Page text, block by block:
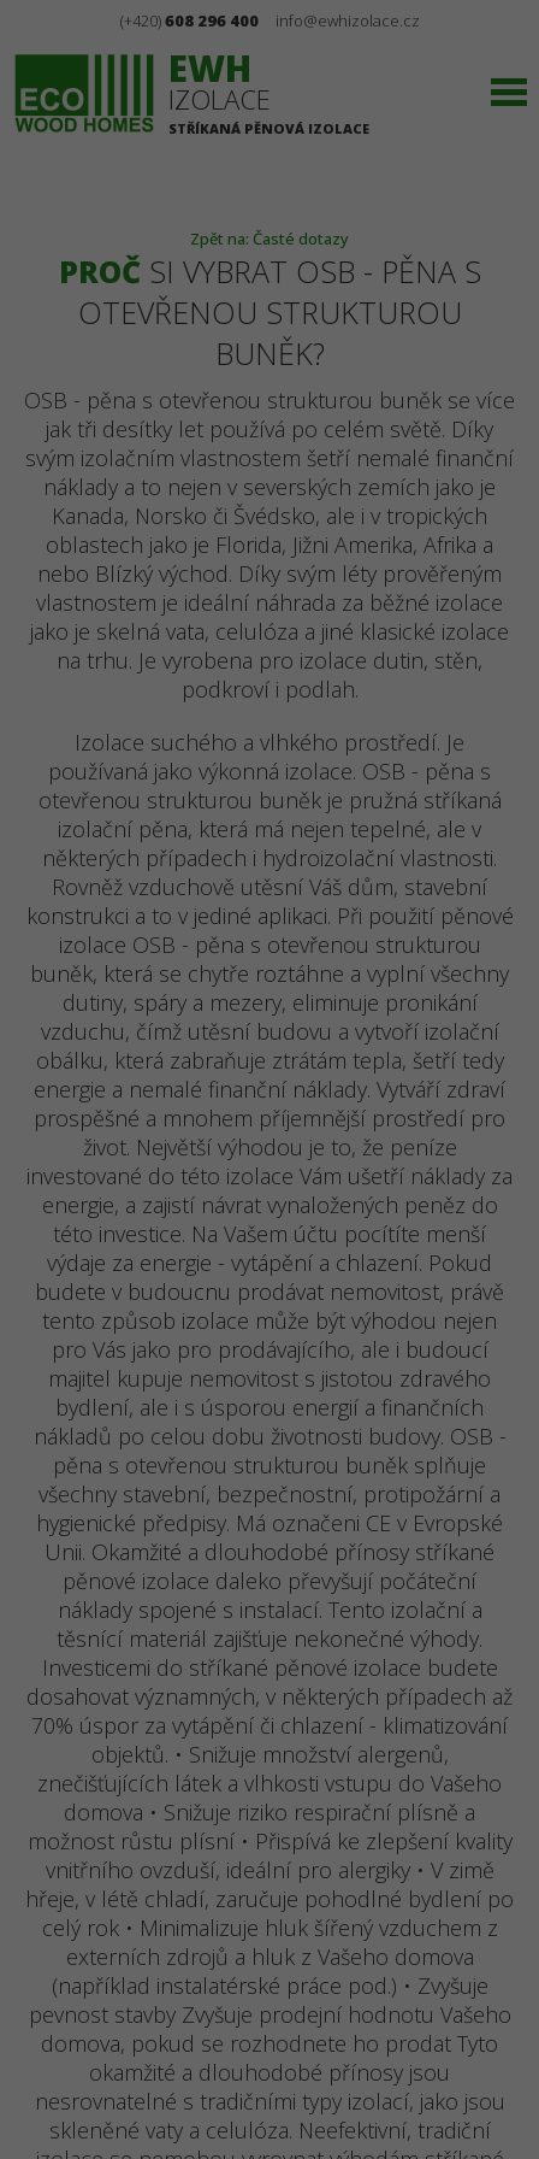
(+420)608 296 400 info@ewhizolace.cz
EWH
IZOLACE
STŘÍKANÁ PĚNOVÁ IZOLACE
Zpět na: Časté dotazy
PROČ SI VYBRAT OSB - PĚNA S
OTEVŘENOU STRUKTUROU
BUNĚK?
OSB - pěna s otevřenou strukturou buněk se více
jak tři desítky let používá po celém světě. Díky
svým izolačním vlastnostem šetří nemalé finanční
náklady a to nejen v severských zemích jako je
Kanada, Norsko či Švédsko, ale i v tropických
oblastech jako je Florida, Jižni Amerika, Afrika a
nebo Blízký východ. Díky svým léty prověřeným
vlastnostem je ideální náhrada za běžné izolace
jako je skelná vata, celulóza a jiné klasické izolace
na trhu. Je vyrobena pro izolace dutin, stěn,
podkroví i podlah.
Izolace suchého a vlhkého prostředí. Je
používaná jako výkonná izolace. OSB - pěna s
otevřenou strukturou buněk je pružná stříkaná
izolační pěna, která má nejen tepelné, ale v
některých případech i hydroizolační vlastnosti.
Rovněž vzduchově utěsní Váš dům, stavební
konstrukci a to v jediné aplikaci. Při použití pěnové
izolace OSB - pěna s otevřenou strukturou
buněk, která se chytře roztáhne a vyplní všechny
dutiny, spáry a mezery, eliminuje pronikání
vzduchu, čímž utěsní budovu a vytvoří izolační
obálku, která zabraňuje ztrátám tepla, šetří tedy
energie a nemalé finanční náklady. Vytváří zdraví
prospěšné a mnohem příjemnější prostředí pro
život. Největší výhodou je to, že peníze
investované do této izolace Vám ušetří náklady za
energie, a zajistí návrat vynaložených peněz do
této investice. Na Vašem účtu pocítíte menší
výdaje za energie - vytápění a chlazení. Pokud
budete v budoucnu prodávat nemovitost, právě
tento způsob izolace může být výhodou nejen
pro Vás jako pro prodávajícího, ale i budoucí
majitel kupuje nemovitost s jistotou zdravého
bydlení, ale i s úsporou energií a finančních
nákladů po celou dobu životnosti budovy. OSB -
pěna s otevřenou strukturou buněk splňuje
všechny stavební, bezpečnostní, protipožární a
hygienické předpisy. Má označeni CE v Evropské
Unii. Okamžité a dlouhodobé přínosy stříkané
pěnové izolace daleko převyšují počáteční
náklady spojené s instalací. Tento izolační a
těsnící materiál zajišťuje nekonečné výhody.
Investicemi do stříkané pěnové izolace budete
dosahovat významných, v některých případech až
70% úspor za vytápění či chlazení - klimatizování
objektů. • Snižuje množství alergenů,
znečišťujících látek a vlhkosti vstupu do Vašeho
domova • Snižuje riziko respirační plísně a
možnost růstu plísní • Přispívá ke zlepšení kvality
vnitřního ovzduší, ideální pro alergiky • V zimě
hřeje, v létě chladí, zaručuje pohodlné bydlení po
celý rok • Minimalizuje hluk šířený vzduchem z
externích zdrojů a hluk z Vašeho domova
(například instalatérské práce pod.) • Zvyšuje
pevnost stavby Zvyšuje prodejní hodnotu Vašeho
domova, pokud se rozhodnete ho prodat Tyto
okamžité a dlouhodobé přínosy jsou
nesrovnatelné s tradičními typy izolací, jako jsou
skleněné vaty a celulóza. Neefektivní, tradiční